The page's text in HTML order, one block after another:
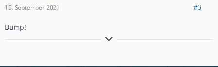
15. September 2021 #3
Bump!
Grüße Maxi